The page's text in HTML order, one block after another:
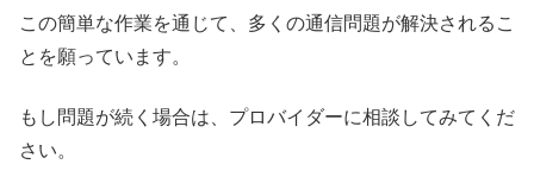
この簡単な作業を通じて、多くの通信問題が解決されるこ
とを願っています。
もし問題が続く場合は、プロバイダーに相談してみてくだ
さい。